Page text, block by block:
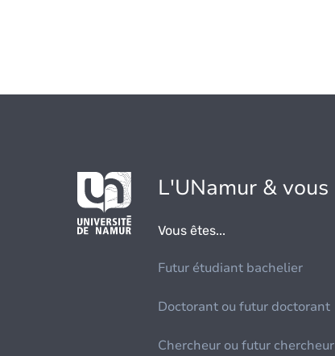
L'UNamur & vous
Vous êtes...
Futur étudiant bachelier
Doctorant ou futur doctorant
Chercheur ou futur chercheur